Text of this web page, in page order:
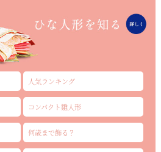
人気ランキング
コンパクト雛人形
何歳まで飾る？